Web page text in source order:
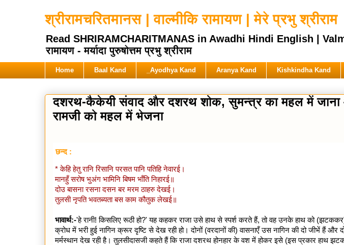
श्रीरामचरितमानस | वाल्मीकि रामायण | मेरे प्रभु श्रीराम
Read SHRIRAMCHARITMANAS in Awadhi Hindi English |
रामायण - मर्यादा पुरुषोत्तम प्रभु श्रीराम
Home Baal Kand _Ayodhya Kand Aranya Kand Kishkindha Kand
दशरथ-कैकेयी संवाद और दशरथ शोक, सुमन्त्र का महल में जाना
रामजी को महल में भेजना
छन्द :
* केहि हेतु रानि रिसानि परसत पानि पतिहि नेवारई।
मानहुँ सरोष भुअंग भामिनि बिषम भाँति निहारई॥
दोउ बासना रसना दसन बर मरम ठाहरु देखई।
तुलसी नृपति भवतब्यता बस काम कौतुक लेखई॥
भावार्थ:-'हे रानी! किसलिए रूठी हो?' यह कहकर राजा उसे हाथ से स्पर्श करते हैं, तो वह उनके हाथ को
क्रोध में भरी हुई नागिन क्रूर दृष्टि से देख रही हो। दोनों (वरदानों की) वासनाएँ उस नागिन की दो जीभें हैं और
मर्मस्थान देख रही है। तुलसीदासजी कहते हैं कि राजा दशरथ होनहार के वश में होकर इसे (इस प्रकार हाथ